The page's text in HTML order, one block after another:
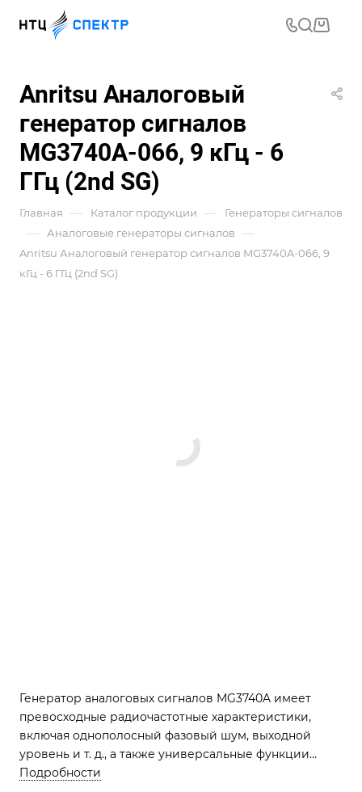
Anritsu Аналоговый
генератор сигналов
MG3740A-066, 9 кГц - 6
ГГц (2nd SG)
Главная — Каталог продукции — Генераторы сигналов
— Аналоговые генераторы сигналов —
Anritsu Аналоговый генератор сигналов MG3740A-066, 9
кГц - 6 ГГц (2nd SG)
Генератор аналоговых сигналов MG3740A имеет
превосходные радиочастотные характеристики,
включая однополосный фазовый шум, выходной
уровень и т. д., а также универсальные функции
модуляции (AM/FM/ΦM/Pulse)
Подробности